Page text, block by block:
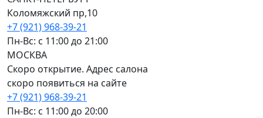
Коломяжский пр,10
+7 (921) 968-39-21
Пн-Вс: c 11:00 до 21:00
МОСКВА
Скоро открытие. Адрес салона
скоро появиться на сайте
+7 (921) 968-39-21
Пн-Вс: c 11:00 до 20:00